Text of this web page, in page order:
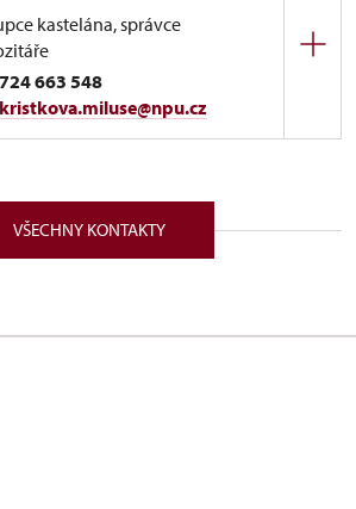
kastelána, správce
724 663 548
kristkova.miluse@npu.cz
51/, Benešov nad Ploučnicí 40722
VŠECHNY KONTAKTY